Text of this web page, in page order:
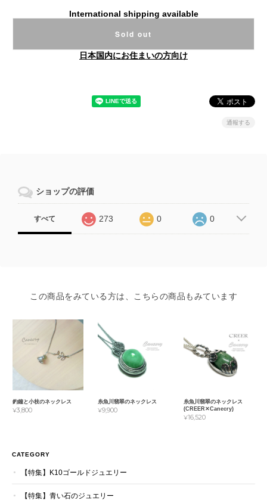
International shipping available
Sold out
日本国内にお住まいの方向け
通報する
ショップの評価
すべて 273 0 0
この商品をみている方は、こちらの商品もみています
釣鐘と小枝のネックレス
¥3,800
糸魚川翡翠のネックレス
¥9,900
糸魚川翡翠のネックレス
(CREER✕Canecry)
¥16,520
CATEGORY
【特集】K10ゴールドジュエリー
【特集】青い石のジュエリー